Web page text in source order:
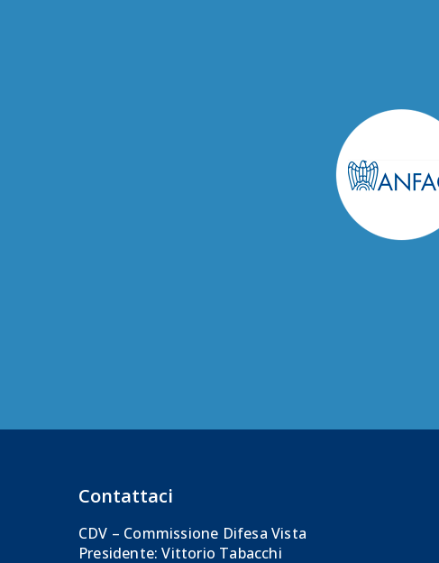
Contattaci
CDV – Commissione Difesa Vista
Presidente: Vittorio Tabacchi